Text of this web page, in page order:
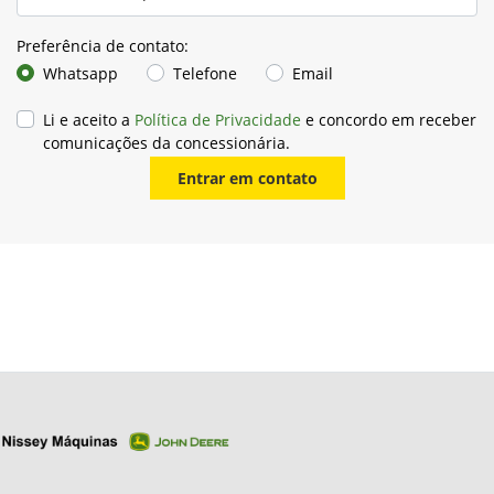
Preferência de contato:
Whatsapp
Telefone Email
Li e aceito a Política de Privacidade e concordo em receber
comunicações da concessionária.
Entrar em contato